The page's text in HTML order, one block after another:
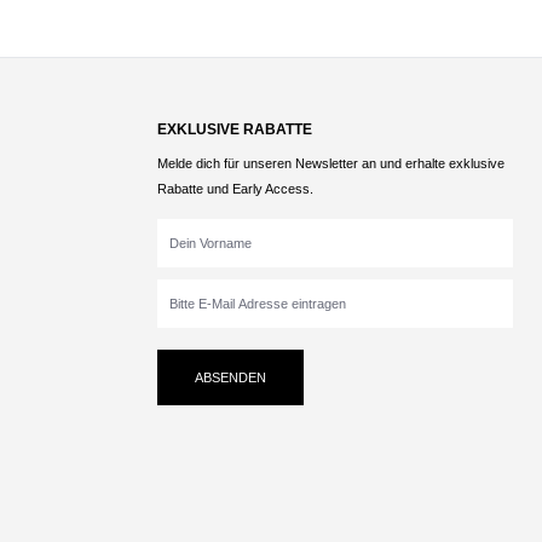
EXKLUSIVE RABATTE
Melde dich für unseren Newsletter an und erhalte exklusive
Rabatte und Early Access.
ABSENDEN